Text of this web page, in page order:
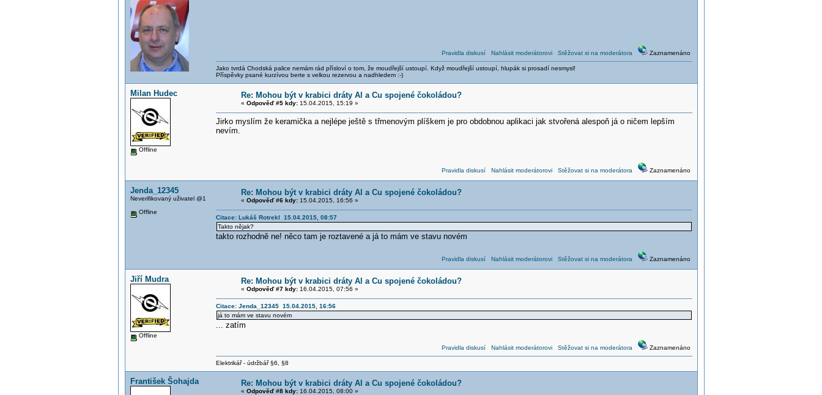
Pravidla diskusí Nahlásit moderátorovi Stěžovat si na moderátora Zaznamenáno
Jako tvrdá Chodská palice nemám rád přísloví o tom, že moudřejší ustoupí. Když moudřejší ustoupí, hlupák si prosadí nesmysl!
Příspěvky psané kurzívou berte s velkou rezervou a nadhledem :-)
Milan Hudec
Offline
Re: Mohou být v krabici dráty Al a Cu spojené čokoládou?
« Odpověď #5 kdy:15.04.2015, 15:19 »
Jirko myslím že keramička a nejlépe ještě s třmenovým plíškem je pro obdobnou aplikaci jak stvořená alespoň já o ničem lepším
nevím.
Pravidla diskusí Nahlásit moderátorovi Stěžovat si na moderátora Zaznamenáno
Jenda_12345
Neverifikovaný uživatel @1
Offline
Re: Mohou být v krabici dráty Al a Cu spojené čokoládou?
« Odpověď #6 kdy:15.04.2015, 16:56 »
Citace: Lukáš Rotrekl 15.04.2015, 08:57
Takto nějak?
takto rozhodně ne! něco tam je roztavené a já to mám ve stavu novém
Pravidla diskusí Nahlásit moderátorovi Stěžovat si na moderátora Zaznamenáno
Jiří Mudra
Offline
Re: Mohou být v krabici dráty Al a Cu spojené čokoládou?
« Odpověď #7 kdy:16.04.2015, 07:56 »
Citace: Jenda_12345 15.04.2015, 16:56
já to mám ve stavu novém
... zatím
Pravidla diskusí Nahlásit moderátorovi Stěžovat si na moderátora Zaznamenáno
Elektrikář - údržbář §6, §8
František Šohajda Re: Mohou být v krabici dráty Al a Cu spojené čokoládou?
« Odpověď #8 kdy:16.04.2015, 08:00 »